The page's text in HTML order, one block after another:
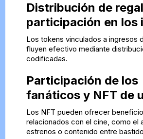
Distribución de
participación en los
Los tokens vinculados a ingresos
fluyen efectivo mediante
codificadas.
Participación de los
fanáticos y NFT de
Los NFT pueden ofrecer
relacionados con el cine, como el
estrenos o contenido entre